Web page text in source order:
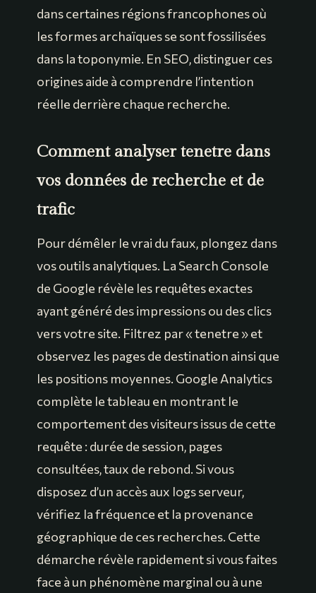
dans certaines régions francophones où
les formes archaïques se sont fossilisées
dans la toponymie. En SEO, distinguer ces
origines aide à comprendre l’intention
réelle derrière chaque recherche.
Comment analyser tenetre dans
vos données de recherche et de
trafic
Pour démêler le vrai du faux, plongez dans
vos outils analytiques. La Search Console
de Google révèle les requêtes exactes
ayant généré des impressions ou des clics
vers votre site. Filtrez par « tenetre » et
observez les pages de destination ainsi que
les positions moyennes. Google Analytics
complète le tableau en montrant le
comportement des visiteurs issus de cette
requête : durée de session, pages
consultées, taux de rebond. Si vous
disposez d’un accès aux logs serveur,
vérifiez la fréquence et la provenance
géographique de ces recherches. Cette
démarche révèle rapidement si vous faites
face à un phénomène marginal ou à une